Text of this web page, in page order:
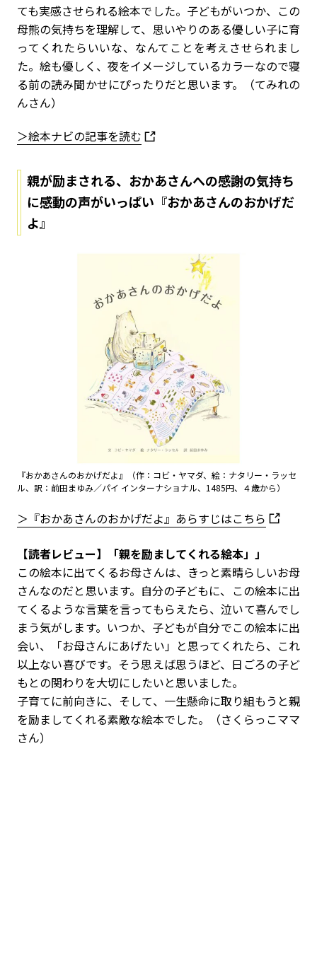
ても実感させられる絵本でした。子どもがいつか、この
母熊の気持ちを理解して、思いやりのある優しい子に育
ってくれたらいいな、なんてことを考えさせられまし
た。絵も優しく、夜をイメージしているカラーなので寝
る前の読み聞かせにぴったりだと思います。（てみれの
んさん）
＞絵本ナビの記事を読む
親が励まされる、おかあさんへの感謝の気持ち
に感動の声がいっぱい『おかあさんのおかげだ
よ』
『おかあさんのおかげだよ』（作：コビ・ヤマダ、絵：ナタリー・ラッセ
ル、訳：前田まゆみ／パイ インターナショナル、1485円、４歳から）
＞『おかあさんのおかげだよ』あらすじはこちら
【読者レビュー】「親を励ましてくれる絵本」」
この絵本に出てくるお母さんは、きっと素晴らしいお母
さんなのだと思います。自分の子どもに、この絵本に出
てくるような言葉を言ってもらえたら、泣いて喜んでし
まう気がします。いつか、子どもが自分でこの絵本に出
会い、「お母さんにあげたい」と思ってくれたら、これ
以上ない喜びです。そう思えば思うほど、日ごろの子ど
もとの関わりを大切にしたいと思いました。
子育てに前向きに、そして、一生懸命に取り組もうと親
を励ましてくれる素敵な絵本でした。（さくらっこママ
さん）